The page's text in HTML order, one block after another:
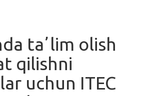
taʼlim olish
qilishni
uchun ITEC